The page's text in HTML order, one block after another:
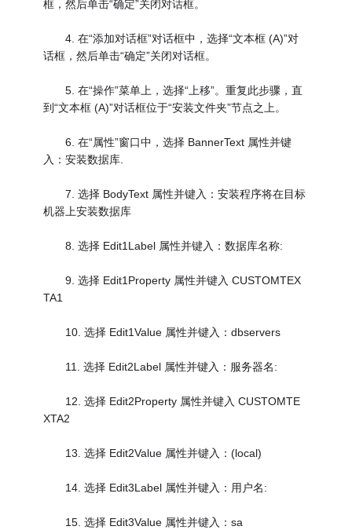
框，然后单击“确定”关闭对话框。
4. 在“添加对话框”对话框中，选择“文本框 (A)”对
话框，然后单击“确定”关闭对话框。
5. 在“操作”菜单上，选择“上移”。重复此步骤，直
到“文本框 (A)”对话框位于“安装文件夹”节点之上。
6. 在“属性”窗口中，选择 BannerText 属性并键
入：安装数据库.
7. 选择 BodyText 属性并键入：安装程序将在目标
机器上安装数据库
8. 选择 Edit1Label 属性并键入：数据库名称:
9. 选择 Edit1Property 属性并键入 CUSTOMTEX
TA1
10. 选择 Edit1Value 属性并键入：dbservers
11. 选择 Edit2Label 属性并键入：服务器名:
12. 选择 Edit2Property 属性并键入 CUSTOMTE
XTA2
13. 选择 Edit2Value 属性并键入：(local)
14. 选择 Edit3Label 属性并键入：用户名:
15. 选择 Edit3Value 属性并键入：sa